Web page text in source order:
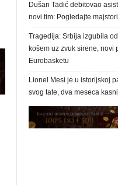
Dušan Tadić debitovao
novi tim: Pogledajte
Tragedija: Srbija izgubila
košem uz zvuk sirene, novi
Eurobasketu
Lionel Mesi je u istorijskoj
svog tate, dva meseca